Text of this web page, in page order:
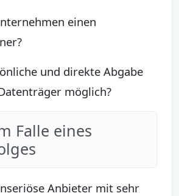
einen
und direkte Abgabe
möglich?
Falle eines
Anbieter mit sehr